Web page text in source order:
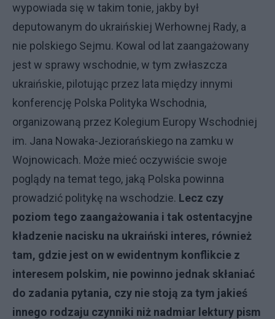
wypowiada się w takim tonie, jakby był
deputowanym do ukraińskiej Werhownej Rady, a
nie polskiego Sejmu. Kowal od lat zaangażowany
jest w sprawy wschodnie, w tym zwłaszcza
ukraińskie, pilotując przez lata między innymi
konferencję Polska Polityka Wschodnia,
organizowaną przez Kolegium Europy Wschodniej
im. Jana Nowaka-Jeziorańskiego na zamku w
Wojnowicach. Może mieć oczywiście swoje
poglądy na temat tego, jaką Polska powinna
prowadzić politykę na wschodzie. Lecz czy
poziom tego zaangażowania i tak ostentacyjne
kładzenie nacisku na ukraiński interes, również
tam, gdzie jest on w ewidentnym konflikcie z
interesem polskim, nie powinno jednak skłaniać
do zadania pytania, czy nie stoją za tym jakieś
innego rodzaju czynniki niż nadmiar lektury pism